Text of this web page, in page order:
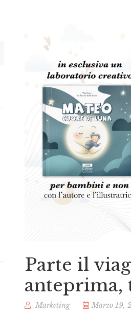
Parte il
anteprima,
Marketing Marzo 19,